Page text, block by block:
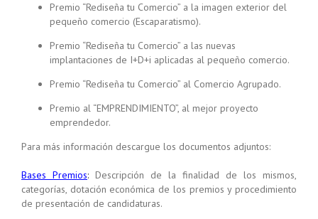
Premio “Rediseña tu Comercio” a la imagen exterior del
pequeño comercio (Escaparatismo).
Premio “Rediseña tu Comercio” a las nuevas
implantaciones de I+D+i aplicadas al pequeño comercio.
Premio “Rediseña tu Comercio” al Comercio Agrupado.
Premio al “EMPRENDIMIENTO”, al mejor proyecto
emprendedor.
Para más información descargue los documentos adjuntos:
Bases Premios: Descripción de la finalidad de los mismos,
categorías, dotación económica de los premios y procedimiento
de presentación de candidaturas.